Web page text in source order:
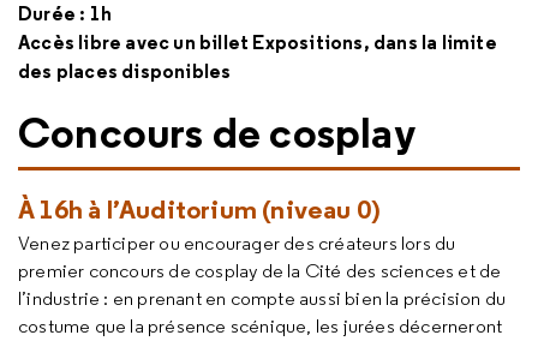
Durée : 1h
Accès libre avec un billet Expositions, dans la limite
des places disponibles
Concours decosplay
À 16h à l’Auditorium (niveau 0)
Venez participer ou encourager des créateurs lors du
premier concours de cosplay de la Cité des sciences et de
l’industrie : en prenant en compte aussi bien la précision du
costume que la présence scénique, les jurées décerneront